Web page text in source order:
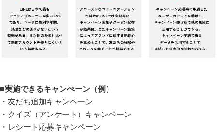
■実施できるキャンぺーン（例）
・友だち追加キャンペーン
・クイズ（アンケート）キャンペーン
・レシート応募キャンペーン